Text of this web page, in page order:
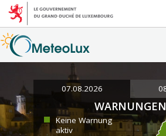
07.08.2026
WARNUNGEN
Keine Warnung
aktiv